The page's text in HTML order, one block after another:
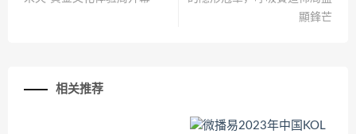
顯鋒芒
相关推荐